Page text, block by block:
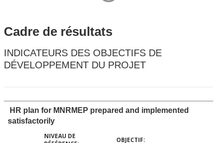
Cadre de résultats
INDICATEURS DES OBJECTIFS DE
DÉVELOPPEMENT DU PROJET
HR plan for MNRMEP prepared and implemented
satisfactorily